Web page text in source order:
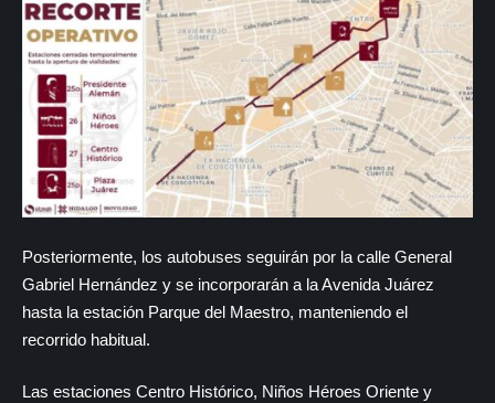
Posteriormente, los autobuses seguirán por la calle General
Gabriel Hernández y se incorporarán a la Avenida Juárez
hasta la estación Parque del Maestro, manteniendo el
recorrido habitual.
Las estaciones Centro Histórico, Niños Héroes Oriente y